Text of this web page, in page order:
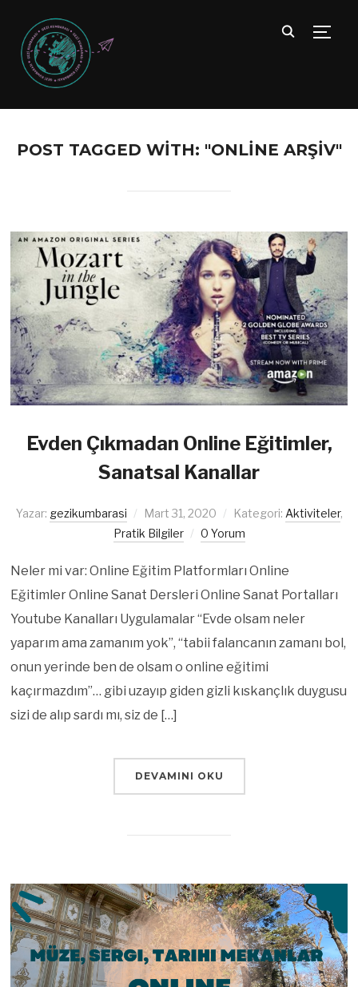
POST TAGGED WITH: "ONLINE ARŞIV"
Evden Çıkmadan Online Eğitimler,
Sanatsal Kanallar
Yazar: gezikumbarasi Mart 31, 2020 Kategori: Aktiviteler,
Pratik Bilgiler
0 Yorum
Neler mi var: Online Eğitim Platformları Online
Eğitimler Online Sanat Dersleri Online Sanat Portalları
Youtube Kanalları Uygulamalar “Evde olsam neler
yaparım ama zamanım yok”, “tabii falancanın zamanı bol,
onun yerinde ben de olsam o online eğitimi
kaçırmazdım”… gibi uzayıp giden gizli kıskançlık duygusu
sizi de alıp sardı mı, siz de […]
DEVAMINI OKU